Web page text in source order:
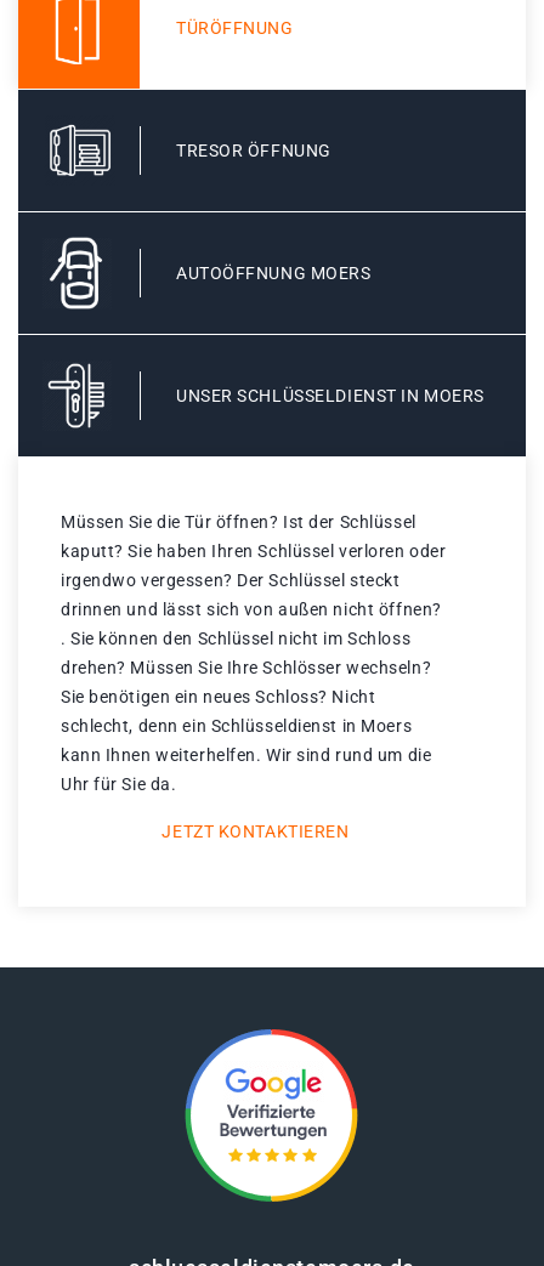
TÜRÖFFNUNG
TRESOR ÖFFNUNG
AUTOÖFFNUNG MOERS
UNSER SCHLÜSSELDIENST IN MOERS
Müssen Sie die Tür öffnen? Ist der Schlüssel
kaputt? Sie haben Ihren Schlüssel verloren oder
irgendwo vergessen? Der Schlüssel steckt
drinnen und lässt sich von außen nicht öffnen?
. Sie können den Schlüssel nicht im Schloss
drehen? Müssen Sie Ihre Schlösser wechseln?
Sie benötigen ein neues Schloss? Nicht
schlecht, denn ein Schlüsseldienst in Moers
kann Ihnen weiterhelfen. Wir sind rund um die
Uhr für Sie da.
JETZT KONTAKTIEREN